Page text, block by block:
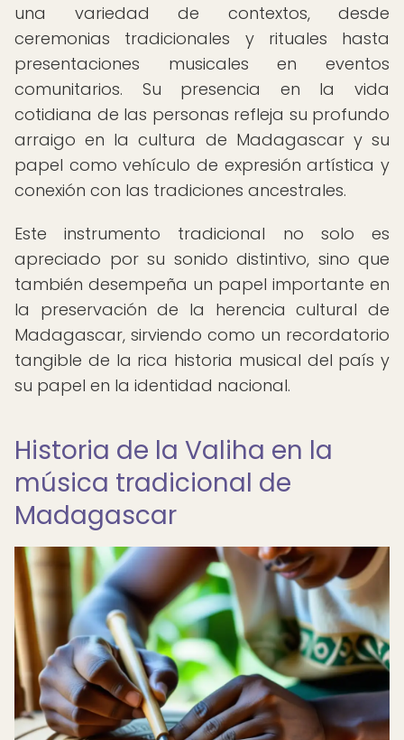
una variedad de contextos, desde
ceremonias tradicionales y rituales hasta
presentaciones musicales en eventos
comunitarios. Su presencia en la vida
cotidiana de las personas refleja su profundo
arraigo en la cultura de Madagascar y su
papel como vehículo de expresión artística y
conexión con las tradiciones ancestrales.
Este instrumento tradicional no solo es
apreciado por su sonido distintivo, sino que
también desempeña un papel importante en
la preservación de la herencia cultural de
Madagascar, sirviendo como un recordatorio
tangible de la rica historia musical del país y
su papel en la identidad nacional.
Historia de la Valiha en la
música tradicional de
Madagascar